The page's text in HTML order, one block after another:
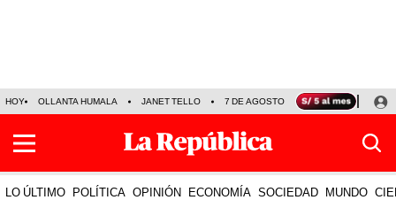
HOY OLLANTA HUMALA JANET TELLO 7 DE AGOSTO TINKA RESULTADOS
LO ÚLTIMO POLÍTICA OPINIÓN ECONOMÍA SOCIEDAD MUNDO